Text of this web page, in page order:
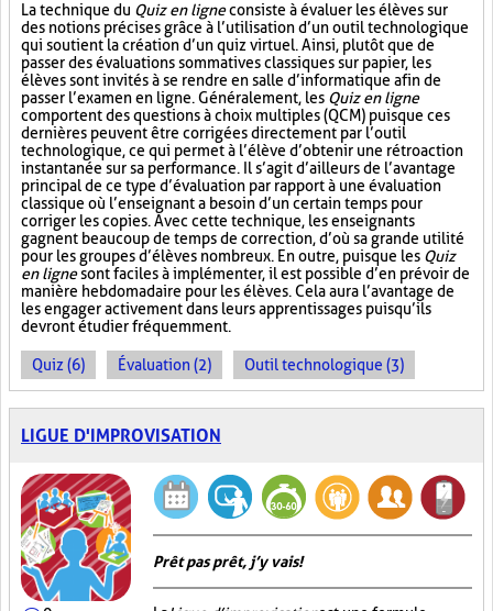
La technique du Quiz en ligneconsiste à évaluer les élèves sur
des notions précises grâce à l’utilisation d’un outil technologique
qui soutient la création d’un quiz virtuel. Ainsi, plutôt que de
passer des évaluations sommatives classiques sur papier, les
élèves sont invités à se rendre en salle d’informatique afin de
passer l’examen en ligne. Généralement, les Quiz en ligne
comportent des questions à choix multiples (QCM) puisque ces
dernières peuvent être corrigées directement par l’outil
technologique, ce qui permet à l’élève d’obtenir une rétroaction
instantanée sur sa performance. Il s’agit d’ailleurs de l’avantage
principal de ce type d’évaluation par rapport à une évaluation
classique où l’enseignant a besoin d’un certain temps pour
corriger les copies. Avec cette technique, les enseignants
gagnent beaucoup de temps de correction, d’où sa grande utilité
pour les groupes d’élèves nombreux. En outre, puisque les Quiz
en lignesont faciles à implémenter, il est possible d’en prévoir de
manière hebdomadaire pour les élèves. Cela aura l’avantage de
les engager activement dans leurs apprentissages puisqu’ils
devront étudier fréquemment.
Quiz (6) Évaluation (2) Outil technologique (3)
LIGUE D'IMPROVISATION
Prêt pas prêt, j’y vais!